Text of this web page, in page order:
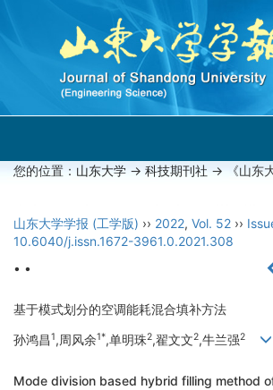
您的位置： 山东大学 -> 科技期刊社 -> 《山东
山东大学学报 (工学版) ›› 2022, Vol. 52 ››
10.6040/j.issn.1672-3961.0.2021.308
• •
基于模式划分的空调能耗混合填补方法
孙鸿昌1,周风余1*,单明珠2,翟文文2,牛兰强2
Mode division based hybrid filling method